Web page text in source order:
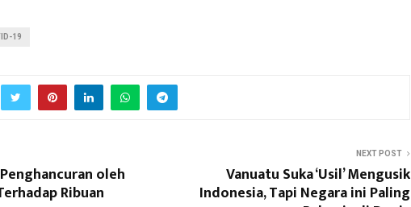
19
oleh
Ribuan
NEXT POST
Vanuatu Suka ‘Usil’ Mengusik
Indonesia, Tapi Negara ini Paling